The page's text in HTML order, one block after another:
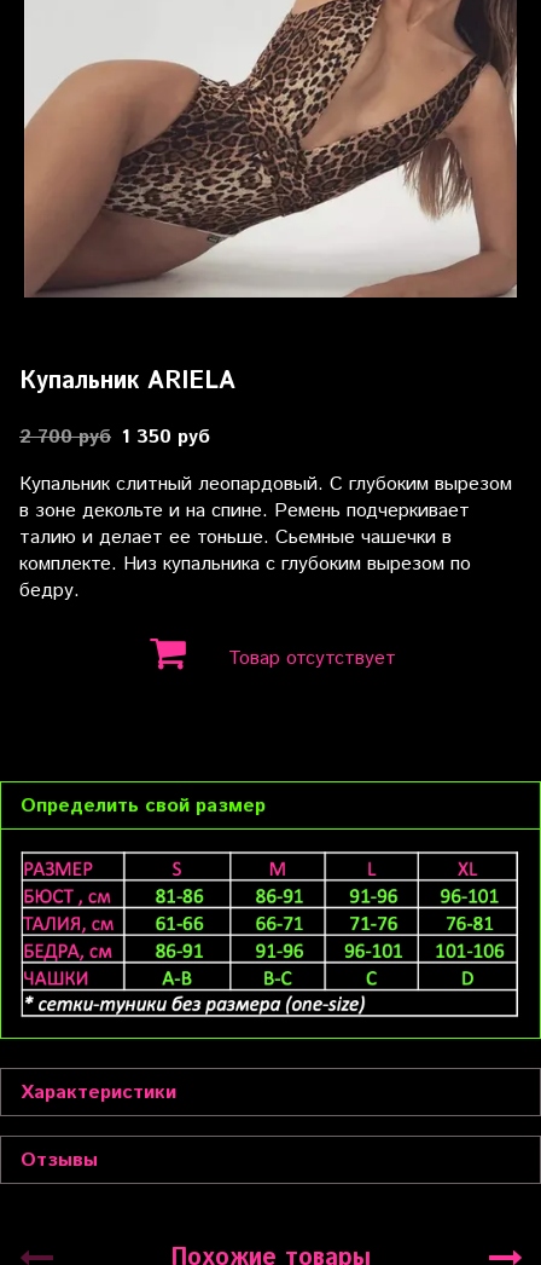
Купальник ARIELA
2 700 руб 1 350 руб
Купальник слитный леопардовый. С глубоким вырезом
в зоне декольте и на спине. Ремень подчеркивает
талию и делает ее тоньше. Сьемные чашечки в
комплекте. Низ купальника с глубоким вырезом по
бедру.
Товар отсутствует
Определить свой размер
Характеристики
Отзывы